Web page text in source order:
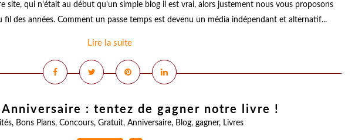
site, qui n'était au début qu'un simple blog il est vrai, alors justement nous vous proposons
des années. Comment un passe temps est devenu un média indépendant et alternatif...
Lire la suite
Anniversaire : tentez de gagner notre livre !
, Bons Plans, Concours, Gratuit, Anniversaire, Blog, gagner, Livres